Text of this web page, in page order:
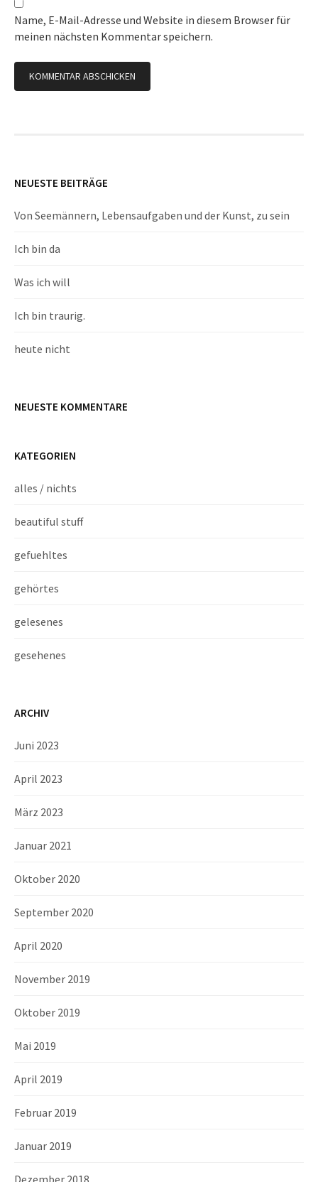
Name, E-Mail-Adresse und Website in diesem Browser für
meinen nächsten Kommentar speichern.
NEUESTE BEITRÄGE
Von Seemännern, Lebensaufgaben und der Kunst, zu sein
Ich bin da
Was ich will
Ich bin traurig.
heute nicht
NEUESTE KOMMENTARE
KATEGORIEN
alles / nichts
beautiful stuff
gefuehltes
gehörtes
gelesenes
gesehenes
ARCHIV
Juni 2023
April 2023
März 2023
Januar 2021
Oktober 2020
September 2020
April 2020
November 2019
Oktober 2019
Mai 2019
April 2019
Februar 2019
Januar 2019
Dezember 2018